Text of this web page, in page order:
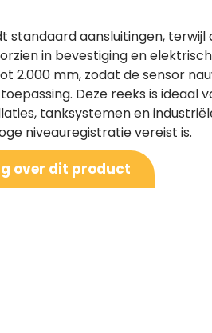
standaard aansluitingen, terwijl
in bevestiging en
2.000 mm, zodat de sensor
Deze reeks is ideaal
tanksystemen en
niveauregistratie vereist is.
over dit product